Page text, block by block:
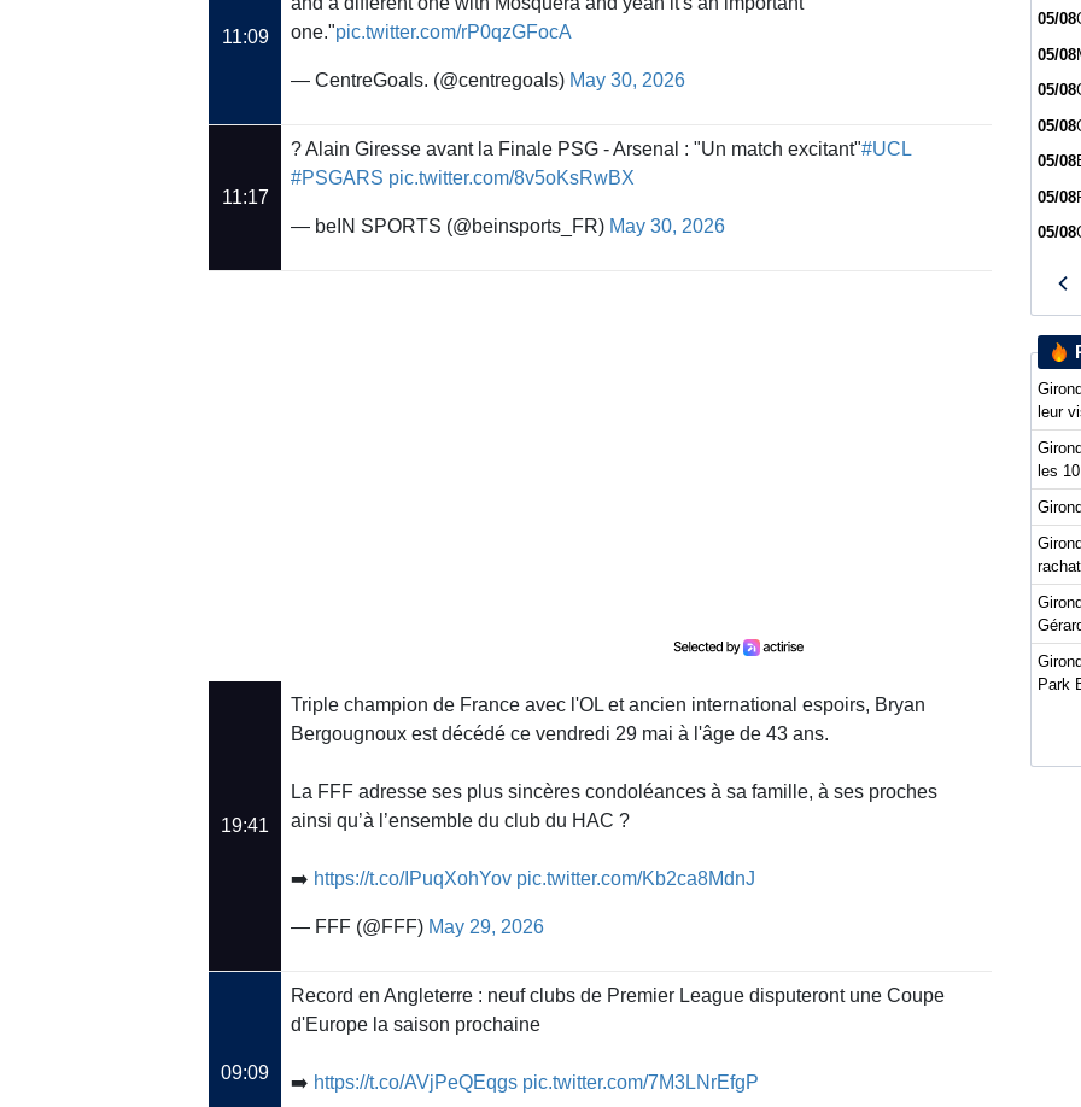
11:09
one."pic.twitter.com/rP0qzGFocA
— CentreGoals. (@centregoals) May 30, 2026
11:17
? Alain Giresse avant la Finale PSG - Arsenal : "Un match excitant"#UCL
#PSGARS pic.twitter.com/8v5oKsRwBX
— beIN SPORTS (@beinsports_FR) May 30, 2026
19:41
Triple champion de France avec l'OL et ancien international espoirs, Bryan
Bergougnoux est décédé ce vendredi 29 mai à l'âge de 43 ans.
La FFF adresse ses plus sincères condoléances à sa famille, à ses proches
ainsi qu’à l’ensemble du club du HAC ?
➡️ https://t.co/IPuqXohYov pic.twitter.com/Kb2ca8MdnJ
— FFF (@FFF) May 29, 2026
09:09
Record en Angleterre : neuf clubs de Premier League disputeront une Coupe
d'Europe la saison prochaine
➡️ https://t.co/AVjPeQEqgs pic.twitter.com/7M3LNrEfgP
05/08
05/08
05/08
05/08
05/08
05/08
05/08
leur
les
Park